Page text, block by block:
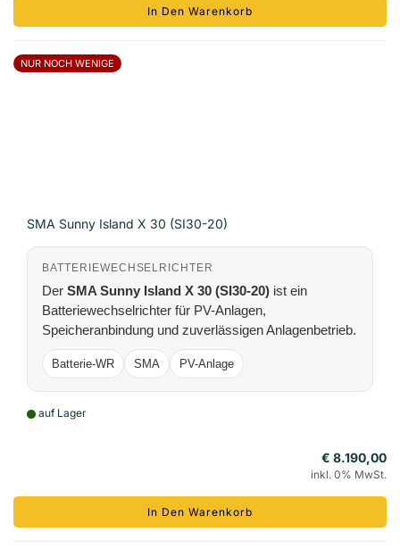
In Den Warenkorb
NUR NOCH WENIGE
SMA Sunny Island X 30 (SI30-20)
BATTERIEWECHSELRICHTER
Der SMA Sunny Island X 30 (SI30-20) ist ein
Batteriewechselrichter für PV-Anlagen,
Speicheranbindung und zuverlässigen Anlagenbetrieb.
Batterie-WR SMA PV-Anlage
auf Lager
€ 8.190,00
inkl. 0% MwSt.
In Den Warenkorb